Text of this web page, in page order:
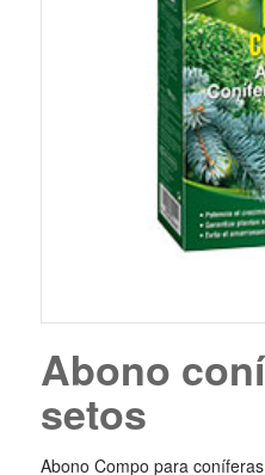
Abono
setos
Abono Compo para